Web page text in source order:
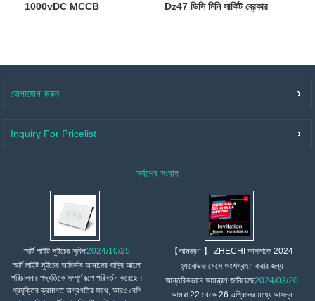
1000vDC MCCB Dz47 ডিসি মিনি সার্কিট ব্রেকার
যোগাযোগ করুন
Inquiry For Pricelist
সর্বশেষ সংবাদ
স্মার্ট লাইট সুইচের সুবিধা2024/10/25
স্মার্ট লাইট সুইচের আবির্ভাব আমাদের বাড়ির আলো
পরিচালনার পদ্ধতিকে সম্পূর্ণরূপে পরিবর্তন করেছে।
প্রযুক্তির ক্রমাগত অগ্রগতির সাথে, আরও বেশি
【আমন্ত্রণ 】 ZHECHI আপনাকে 2024
হ্যানোভার মেসে অংশগ্রহণ করার জন্য
আন্তরিকভাবে আমন্ত্রণ জানিয়েছে2024/03/20
আমরা 22 থেকে 26 এপ্রিলের মধ্যে আসন্ন